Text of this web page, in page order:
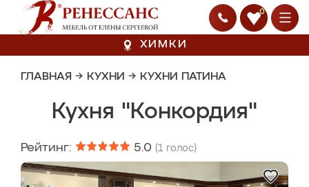
0
ХИМКИ
ГЛАВНАЯ → КУХНИ → КУХНИ ПАТИНА
Кухня "Конкордия"
Рейтинг: 5.0 (1 голос)